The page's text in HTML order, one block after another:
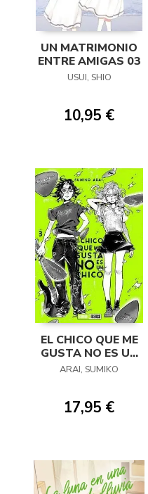
UN MATRIMONIO
ENTRE AMIGAS 03
USUI, SHIO
10,95 €
EL CHICO QUE ME
GUSTA NO ES UN
CHICO 03
ARAI, SUMIKO
17,95 €